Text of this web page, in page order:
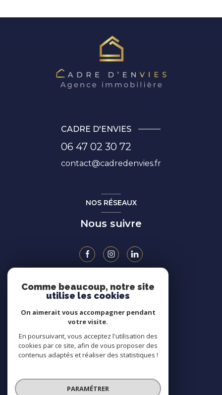
CADRE D'ENVIES
06 47 02 30 72
contact@cadredenvies.fr
NOS RÉSEAUX
Nous suivre
ADHÉRENTS
Comme beaucoup, notre site
utilise les cookies
On aimerait vous accompagner pendant
votre visite.
En poursuivant, vous acceptez l'utilisation des
cookies par ce site, afin de vous proposer des
contenus adaptés et réaliser des statistiques !
PARAMÉTRER